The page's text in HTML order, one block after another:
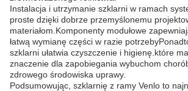
Instalacja i utrzymanie szklarni w ramach
proste dzięki dobrze przemyślonemu
materiałom.Komponenty modułowe
łatwą wymianę części w razie
szklarni ułatwia czyszczenie i higienę.które
znaczenie dla zapobiegania wybuchom
zdrowego środowiska uprawy.
Podsumowując, szklarnię z ramy Venlo to